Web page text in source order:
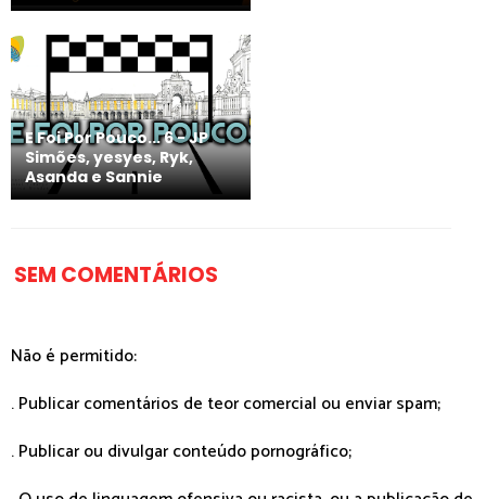
E Foi Por Pouco... 6 - JP
Simões, yesyes, Ryk,
Asanda e Sannie
SEM COMENTÁRIOS
Não é permitido:
. Publicar comentários de teor comercial ou enviar spam;
. Publicar ou divulgar conteúdo pornográfico;